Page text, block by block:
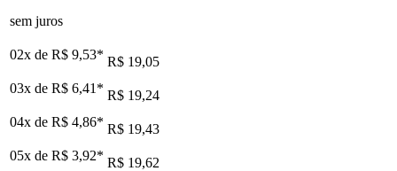
sem juros
02x de R$ 9,53* R$ 19,05
03x de R$ 6,41 * R$ 19,24
04x de R$ 4,86* R$ 19,43
05x de R$ 3,92* R$ 19,62